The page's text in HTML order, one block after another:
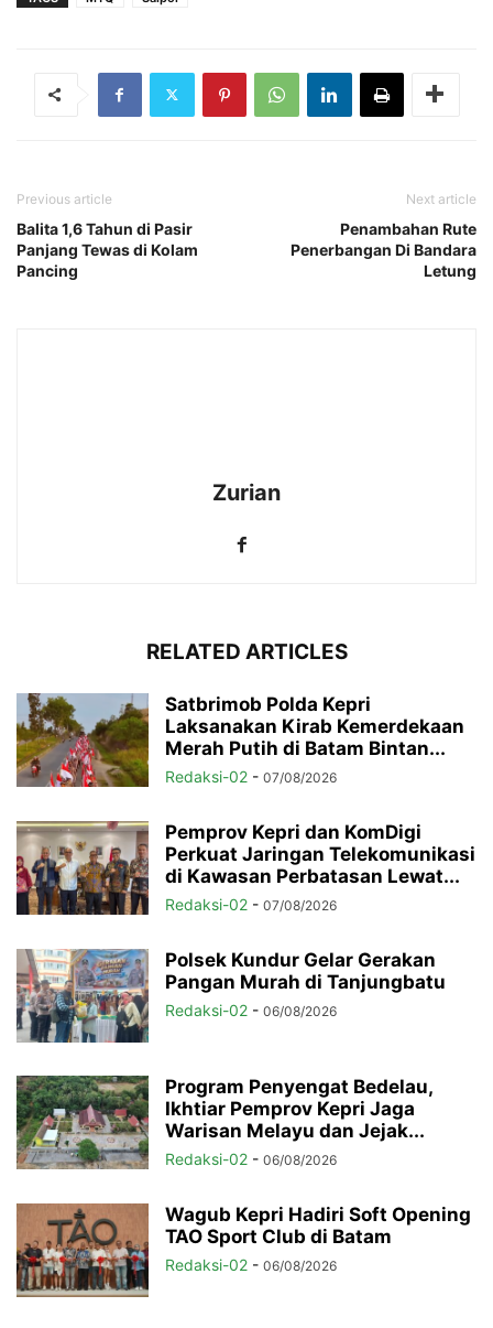
Previous article
Balita 1,6 Tahun di Pasir
Panjang Tewas di Kolam
Pancing
Next article
Penambahan Rute
Penerbangan Di Bandara
Letung
Zurian
RELATED ARTICLES
Satbrimob Polda Kepri
Laksanakan Kirab Kemerdekaan
Merah Putih di Batam Bintan...
Redaksi-02 - 07/08/2026
Pemprov Kepri dan KomDigi
Perkuat Jaringan Telekomunikasi
di Kawasan Perbatasan Lewat...
Redaksi-02 - 07/08/2026
Polsek Kundur Gelar Gerakan
Pangan Murah di Tanjungbatu
Redaksi-02 - 06/08/2026
Program Penyengat Bedelau,
Ikhtiar Pemprov Kepri Jaga
Warisan Melayu dan Jejak...
Redaksi-02 - 06/08/2026
Wagub Kepri Hadiri Soft Opening
TAO Sport Club di Batam
Redaksi-02 - 06/08/2026